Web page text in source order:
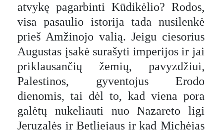
atvykę pagarbinti Kūdikėlio? Rodos,
visa pasaulio istorija tada nusilenkė
prieš Amžinojo valią. Jeigu ciesorius
Augustas įsakė surašyti imperijos ir jai
priklausančių žemių, pavyzdžiui,
Palestinos, gyventojus Erodo
dienomis, tai dėl to, kad viena pora
galėtų nukeliauti nuo Nazareto ligi
Jeruzalės ir Betliejaus ir kad Michėjas